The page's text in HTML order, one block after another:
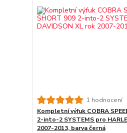
1 hodnocení
Kompletní výfuk COBRA
2-into-2 SYSTEMS pro
2007-2013, barva černá